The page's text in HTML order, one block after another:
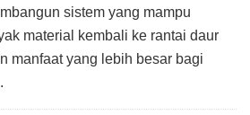
sistem yang mampu
material kembali ke rantai daur
manfaat yang lebih besar bagi